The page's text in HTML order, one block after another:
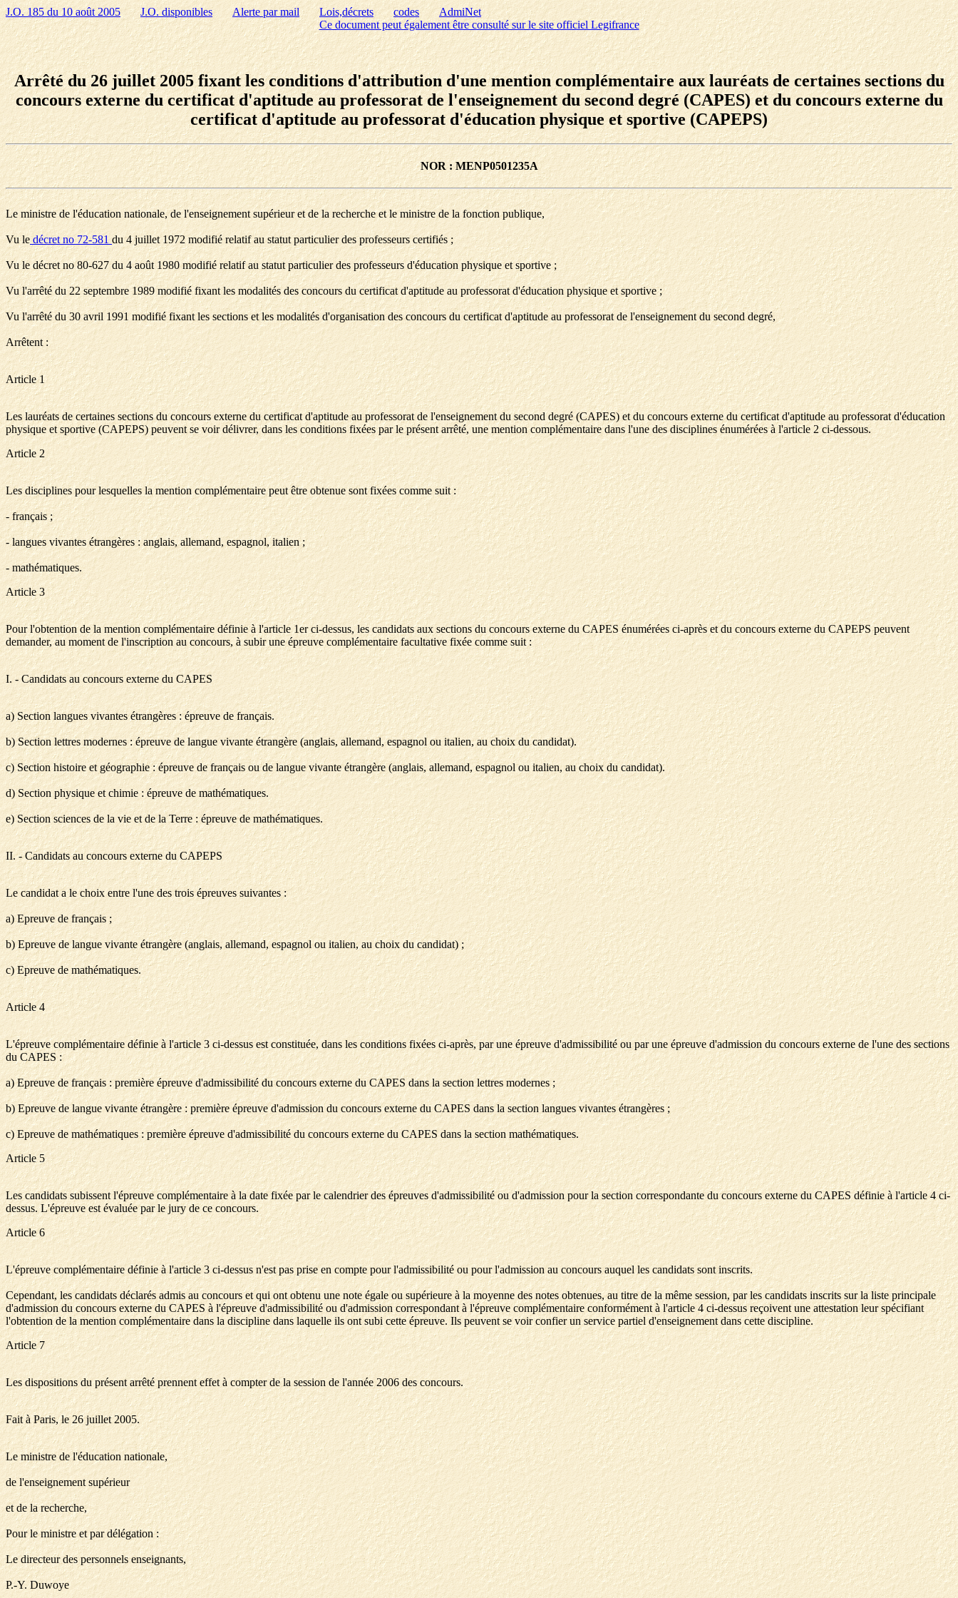
J.O. 185 du 10 août 2005 J.O. disponibles Alerte par mail Lois,décrets codes
AdmiNet
Ce document peut également être consulté sur le site officiel Legifrance
Arrêté du 26 juillet 2005 fixant les conditions d'attribution d'une mention complémentaire aux lauréats de certaines sections du
concours externe du certificat d'aptitude au professorat de l'enseignement du second degré (CAPES) et du concours externe du
certificat d'aptitude au professorat d'éducation physique et sportive (CAPEPS)
NOR : MENP0501235A
Le ministre de l'éducation nationale, de l'enseignement supérieur et de la recherche et le ministre de la fonction publique,
Vu le décret no 72-581du 4 juillet 1972 modifié relatif au statut particulier des professeurs certifiés ;
Vu le décret no 80-627 du 4 août 1980 modifié relatif au statut particulier des professeurs d'éducation physique et sportive ;
Vu l'arrêté du 22 septembre 1989 modifié fixant les modalités des concours du certificat d'aptitude au professorat d'éducation physique et sportive ;
Vu l'arrêté du 30 avril 1991 modifié fixant les sections et les modalités d'organisation des concours du certificat d'aptitude au professorat de l'enseignement du second degré,
Arrêtent :
Article 1
Les lauréats de certaines sections du concours externe du certificat d'aptitude au professorat de l'enseignement du second degré (CAPES) et du concours externe du certificat d'aptitude au professorat d'éducation
physique et sportive (CAPEPS) peuvent se voir délivrer, dans les conditions fixées par le présent arrêté, une mention complémentaire dans l'une des disciplines énumérées à l'article 2 ci-dessous.
Article 2
Les disciplines pour lesquelles la mention complémentaire peut être obtenue sont fixées comme suit :
- français ;
- langues vivantes étrangères : anglais, allemand, espagnol, italien ;
- mathématiques.
Article 3
Pour l'obtention de la mention complémentaire définie à l'article 1er ci-dessus, les candidats aux sections du concours externe du CAPES énumérées ci-après et du concours externe du CAPEPS peuvent
demander, au moment de l'inscription au concours, à subir une épreuve complémentaire facultative fixée comme suit :
I. - Candidats au concours externe du CAPES
a) Section langues vivantes étrangères : épreuve de français.
b) Section lettres modernes : épreuve de langue vivante étrangère (anglais, allemand, espagnol ou italien, au choix du candidat).
c) Section histoire et géographie : épreuve de français ou de langue vivante étrangère (anglais, allemand, espagnol ou italien, au choix du candidat).
d) Section physique et chimie : épreuve de mathématiques.
e) Section sciences de la vie et de la Terre : épreuve de mathématiques.
II. - Candidats au concours externe du CAPEPS
Le candidat a le choix entre l'une des trois épreuves suivantes :
a) Epreuve de français ;
b) Epreuve de langue vivante étrangère (anglais, allemand, espagnol ou italien, au choix du candidat) ;
c) Epreuve de mathématiques.
Article 4
L'épreuve complémentaire définie à l'article 3 ci-dessus est constituée, dans les conditions fixées ci-après, par une épreuve d'admissibilité ou par une épreuve d'admission du concours externe de l'une des sections
du CAPES :
a) Epreuve de français : première épreuve d'admissibilité du concours externe du CAPES dans la section lettres modernes ;
b) Epreuve de langue vivante étrangère : première épreuve d'admission du concours externe du CAPES dans la section langues vivantes étrangères ;
c) Epreuve de mathématiques : première épreuve d'admissibilité du concours externe du CAPES dans la section mathématiques.
Article 5
Les candidats subissent l'épreuve complémentaire à la date fixée par le calendrier des épreuves d'admissibilité ou d'admission pour la section correspondante du concours externe du CAPES définie à l'article 4 ci-
dessus. L'épreuve est évaluée par le jury de ce concours.
Article 6
L'épreuve complémentaire définie à l'article 3 ci-dessus n'est pas prise en compte pour l'admissibilité ou pour l'admission au concours auquel les candidats sont inscrits.
Cependant, les candidats déclarés admis au concours et qui ont obtenu une note égale ou supérieure à la moyenne des notes obtenues, au titre de la même session, par les candidats inscrits sur la liste principale
d'admission du concours externe du CAPES à l'épreuve d'admissibilité ou d'admission correspondant à l'épreuve complémentaire conformément à l'article 4 ci-dessus reçoivent une attestation leur spécifiant
l'obtention de la mention complémentaire dans la discipline dans laquelle ils ont subi cette épreuve. Ils peuvent se voir confier un service partiel d'enseignement dans cette discipline.
Article 7
Les dispositions du présent arrêté prennent effet à compter de la session de l'année 2006 des concours.
Fait à Paris, le 26 juillet 2005.
Le ministre de l'éducation nationale,
de l'enseignement supérieur
et de la recherche,
Pour le ministre et par délégation :
Le directeur des personnels enseignants,
P.-Y. Duwoye